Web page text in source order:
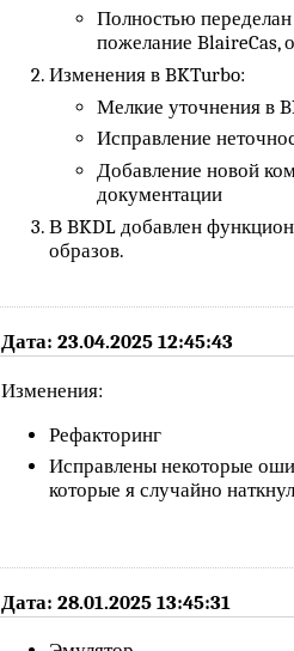
Полностью
пожелание BlaireCas,
Изменения в BKTurbo:
Мелкие уточнения в
Исправление
Добавление новой
документации
В BKDL добавлен
образов.
Дата: 23.04.2025 12:45:43
Изменения:
Рефакторинг
Исправлены некоторые
которые я случайно
Дата: 28.01.2025 13:45:31